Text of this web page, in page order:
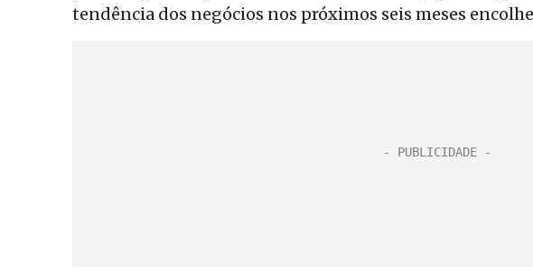
tendência dos negócios nos próximos seis meses